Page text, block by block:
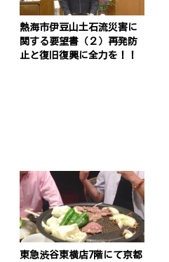
熱海市伊豆山土石流災害に
関する要望書（２）再発防
止と復旧復興に全力を！！
東急渋谷東横店7階にて京都